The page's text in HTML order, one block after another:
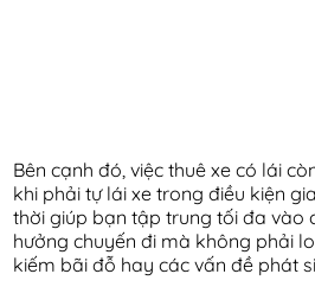
Bên cạnh đó, việc thuê xe có lái
khi phải tự lái xe trong điều kiện
thời giúp bạn tập trung tối đa vào
hưởng chuyến đi mà không phải
kiếm bãi đỗ hay các vấn đề phát